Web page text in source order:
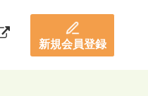
新規会員登録